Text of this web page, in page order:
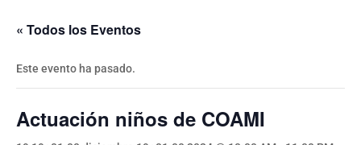
« Todos los Eventos
Este evento ha pasado.
Actuación niños de COAMI